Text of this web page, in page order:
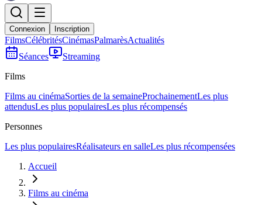
Connexion Inscription
FilmsCélébritésCinémasPalmarèsActualités
Séances
Streaming
Films
Films au cinémaSorties de la semaineProchainementLes plus
attendusLes plus populairesLes plus récompensés
Personnes
Les plus populairesRéalisateurs en salleLes plus récompensées
Accueil
Films au cinéma